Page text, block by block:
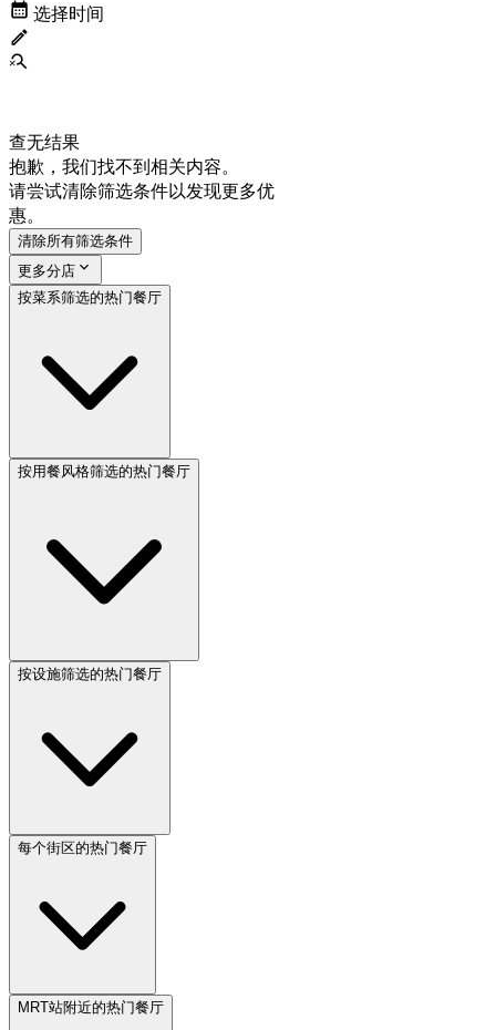
选择时间
查无结果
抱歉，我们找不到相关内容。
请尝试清除筛选条件以发现更多优
惠。
清除所有筛选条件
更多分店
按菜系筛选的热门餐厅
按用餐风格筛选的热门餐厅
按设施筛选的热门餐厅
每个街区的热门餐厅
MRT站附近的热门餐厅